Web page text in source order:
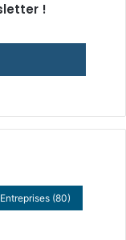
!
Entreprises (80)